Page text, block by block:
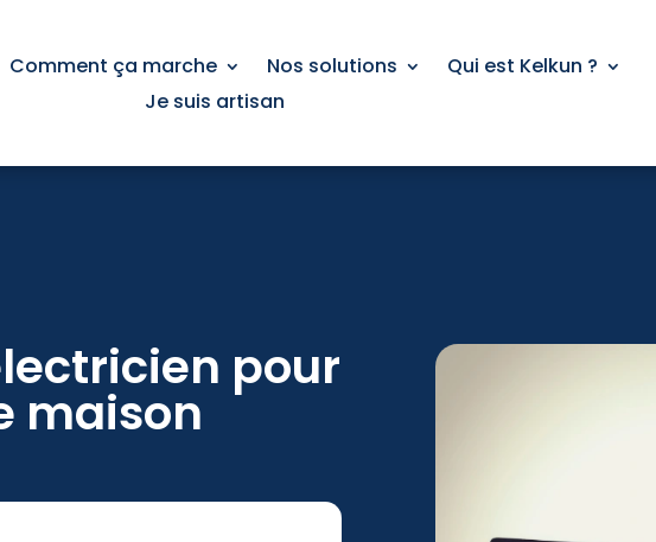
Comment ça marche Nos solutions
Qui est Kelkun ?
Je suis artisan
pour
maison